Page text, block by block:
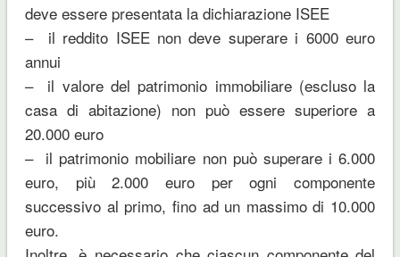
deve essere presentata la dichiarazione ISEE
– il reddito ISEE non deve superare i 6000 euro
annui
– il valore del patrimonio immobiliare (escluso la
casa di abitazione) non può essere superiore a
20.000 euro
– il patrimonio mobiliare non può superare i 6.000
euro, più 2.000 euro per ogni componente
successivo al primo, fino ad un massimo di 10.000
euro.